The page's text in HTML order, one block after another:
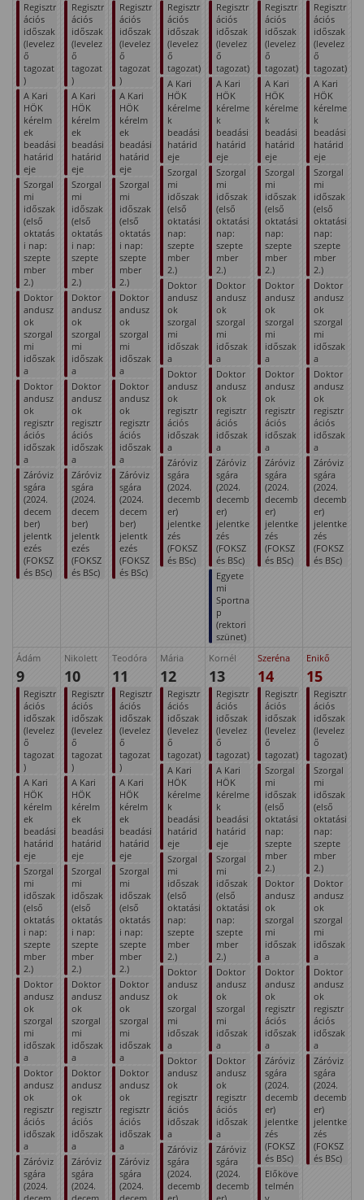
Regisztr
ációs
időszak
(levelez
ő
tagozat
)
A Kari
HÖK
kérelm
ek
beadási
határid
eje
Szorgal
mi
időszak
(első
oktatás
i nap:
szepte
mber
2.)
Doktor
andusz
ok
szorgal
mi
időszak
a
Doktor
andusz
ok
regisztr
ációs
időszak
a
Záróviz
sgára
(2024.
decem
ber)
jelentk
ezés
(FOKSZ
és BSc)
Regisztr
ációs
időszak
(levelez
ő
tagozat
)
A Kari
HÖK
kérelm
ek
beadási
határid
eje
Szorgal
mi
időszak
(első
oktatás
i nap:
szepte
mber
2.)
Doktor
andusz
ok
szorgal
mi
időszak
a
Doktor
andusz
ok
regisztr
ációs
időszak
a
Záróviz
sgára
(2024.
decem
ber)
jelentk
ezés
(FOKSZ
és BSc)
Regisztr
ációs
időszak
(levelez
ő
tagozat
)
A Kari
HÖK
kérelm
ek
beadási
határid
eje
Szorgal
mi
időszak
(első
oktatás
i nap:
szepte
mber
2.)
Doktor
andusz
ok
szorgal
mi
időszak
a
Doktor
andusz
ok
regisztr
ációs
időszak
a
Záróviz
sgára
(2024.
decem
ber)
jelentk
ezés
(FOKSZ
és BSc)
Regisztr
ációs
időszak
(levelez
ő
tagozat)
A Kari
HÖK
kérelme
k
beadási
határid
eje
Szorgal
mi
időszak
(első
oktatási
nap:
szepte
mber
2.)
Doktor
andusz
ok
szorgal
mi
időszak
a
Doktor
andusz
ok
regisztr
ációs
időszak
a
Záróviz
sgára
(2024.
decemb
er)
jelentke
zés
(FOKSZ
és BSc)
Regisztr
ációs
időszak
(levelez
ő
tagozat)
A Kari
HÖK
kérelme
k
beadási
határid
eje
Szorgal
mi
időszak
(első
oktatási
nap:
szepte
mber
2.)
Doktor
andusz
ok
szorgal
mi
időszak
a
Doktor
andusz
ok
regisztr
ációs
időszak
a
Záróviz
sgára
(2024.
decemb
er)
jelentke
zés
(FOKSZ
és BSc)
Egyete
mi
Sportna
p
(rektori
szünet)
Regisztr
ációs
időszak
(levelez
ő
tagozat)
A Kari
HÖK
kérelme
k
beadási
határid
eje
Szorgal
mi
időszak
(első
oktatási
nap:
szepte
mber
2.)
Doktor
andusz
ok
szorgal
mi
időszak
a
Doktor
andusz
ok
regisztr
ációs
időszak
a
Záróviz
sgára
(2024.
decemb
er)
jelentke
zés
(FOKSZ
és BSc)
Regisztr
ációs
időszak
(levelez
ő
tagozat)
A Kari
HÖK
kérelme
k
beadási
határid
eje
Szorgal
mi
időszak
(első
oktatási
nap:
szepte
mber
2.)
Doktor
andusz
ok
szorgal
mi
időszak
a
Doktor
andusz
ok
regisztr
ációs
időszak
a
Záróviz
sgára
(2024.
decemb
er)
jelentke
zés
(FOKSZ
és BSc)
Ádám
9
Regisztr
ációs
időszak
(levelez
ő
tagozat
)
A Kari
HÖK
kérelm
ek
beadási
határid
eje
Szorgal
mi
időszak
(első
oktatás
i nap:
szepte
mber
2.)
Doktor
andusz
ok
szorgal
mi
időszak
a
Doktor
andusz
ok
regisztr
ációs
időszak
a
Záróviz
sgára
(2024.
Nikolett
10
Regisztr
ációs
időszak
(levelez
ő
tagozat
)
A Kari
HÖK
kérelm
ek
beadási
határid
eje
Szorgal
mi
időszak
(első
oktatás
i nap:
szepte
mber
2.)
Doktor
andusz
ok
szorgal
mi
időszak
a
Doktor
andusz
ok
regisztr
ációs
időszak
a
Záróviz
sgára
(2024.
Teodóra
11
Regisztr
ációs
időszak
(levelez
ő
tagozat
)
A Kari
HÖK
kérelm
ek
beadási
határid
eje
Szorgal
mi
időszak
(első
oktatás
i nap:
szepte
mber
2.)
Doktor
andusz
ok
szorgal
mi
időszak
a
Doktor
andusz
ok
regisztr
ációs
időszak
a
Záróviz
sgára
(2024.
Mária
12
Regisztr
ációs
időszak
(levelez
ő
tagozat)
A Kari
HÖK
kérelme
k
beadási
határid
eje
Szorgal
mi
időszak
(első
oktatási
nap:
szepte
mber
2.)
Doktor
andusz
ok
szorgal
mi
időszak
a
Doktor
andusz
ok
regisztr
ációs
időszak
a
Záróviz
sgára
(2024.
decemb
Kornél
13
Regisztr
ációs
időszak
(levelez
ő
tagozat)
A Kari
HÖK
kérelme
k
beadási
határid
eje
Szorgal
mi
időszak
(első
oktatási
nap:
szepte
mber
2.)
Doktor
andusz
ok
szorgal
mi
időszak
a
Doktor
andusz
ok
regisztr
ációs
időszak
a
Záróviz
sgára
(2024.
decemb
Szeréna
14
Regisztr
ációs
időszak
(levelez
ő
tagozat)
Szorgal
mi
időszak
(első
oktatási
nap:
szepte
mber
2.)
Doktor
andusz
ok
szorgal
mi
időszak
a
Doktor
andusz
ok
regisztr
ációs
időszak
a
Záróviz
sgára
(2024.
decemb
er)
jelentke
zés
(FOKSZ
és BSc)
Előköve
telmén
Enikő
15
Regisztr
ációs
időszak
(levelez
ő
tagozat)
Szorgal
mi
időszak
(első
oktatási
nap:
szepte
mber
2.)
Doktor
andusz
ok
szorgal
mi
időszak
a
Doktor
andusz
ok
regisztr
ációs
időszak
a
Záróviz
sgára
(2024.
decemb
er)
jelentke
zés
(FOKSZ
és BSc)